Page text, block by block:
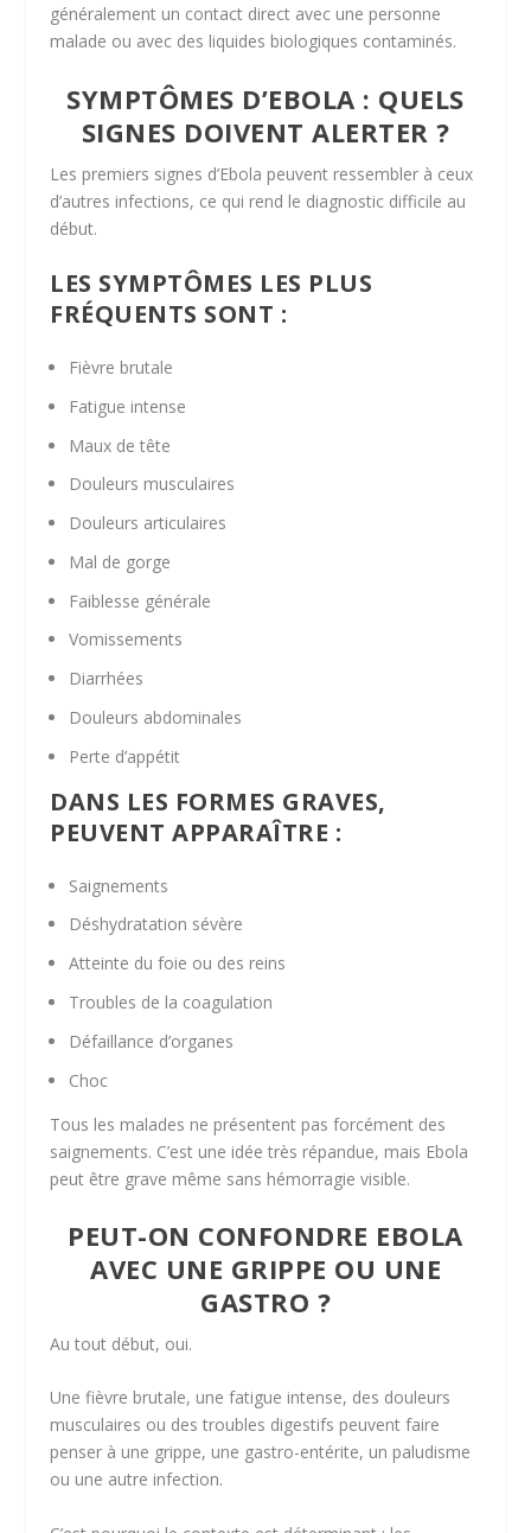
généralement un contact direct avec une personne
malade ou avec des liquides biologiques contaminés.
SYMPTÔMES D’EBOLA : QUELS
SIGNES DOIVENT ALERTER ?
Les premiers signes d’Ebola peuvent ressembler à ceux
d’autres infections, ce qui rend le diagnostic difficile au
début.
LES SYMPTÔMES LES PLUS
FRÉQUENTS SONT :
Fièvre brutale
Fatigue intense
Maux de tête
Douleurs musculaires
Douleurs articulaires
Mal de gorge
Faiblesse générale
Vomissements
Diarrhées
Douleurs abdominales
Perte d’appétit
DANS LES FORMES GRAVES,
PEUVENT APPARAÎTRE :
Saignements
Déshydratation sévère
Atteinte du foie ou des reins
Troubles de la coagulation
Défaillance d’organes
Choc
Tous les malades ne présentent pas forcément des
saignements. C’est une idée très répandue, mais Ebola
peut être grave même sans hémorragie visible.
PEUT-ON CONFONDRE EBOLA
AVEC UNE GRIPPE OU UNE
GASTRO ?
Au tout début, oui.
Une fièvre brutale, une fatigue intense, des douleurs
musculaires ou des troubles digestifs peuvent faire
penser à une grippe, une gastro-entérite, un paludisme
ou une autre infection.